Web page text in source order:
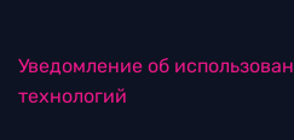
Уведомление об
технологий